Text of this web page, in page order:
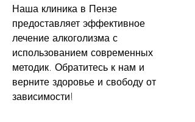
Наша клиника в Пензе
предоставляет эффективное
лечение алкоголизма с
использованием современных
методик. Обратитесь к нам и
верните здоровье и свободу от
зависимости!